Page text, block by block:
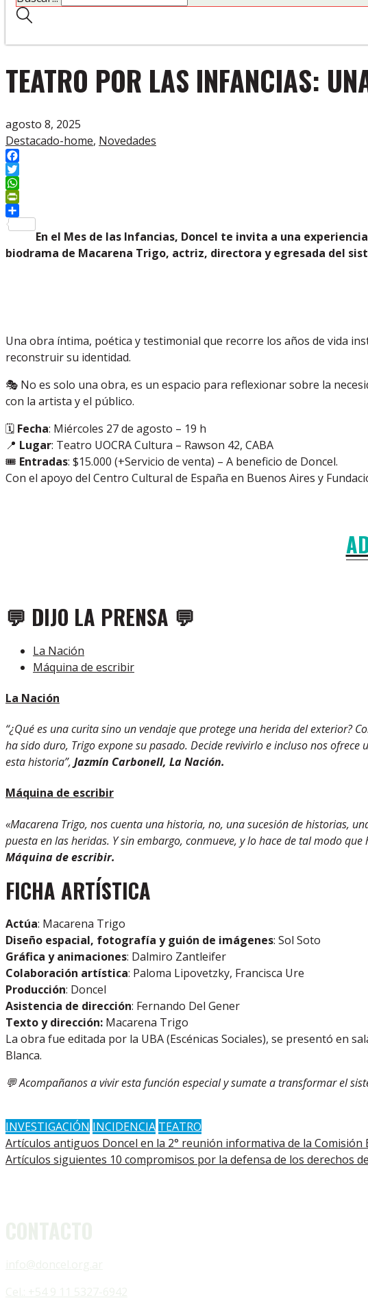
TEATRO POR LAS INFANCIAS:
agosto 8, 2025
Destacado-home, Novedades
Facebook
Twitter
WhatsApp
PrintFriendly
En el Mes de las Infancias, Doncel te invita a una
biodrama de Macarena Trigo, actriz, directora y egresada del
Una obra íntima, poética y testimonial que recorre los años de vida
reconstruir su identidad.
🎭 No es solo una obra, es un espacio para reflexionar sobre la
con la artista y el público.
🗓️ Fecha: Miércoles 27 de agosto – 19 h
📍 Lugar: Teatro UOCRA Cultura – Rawson 42, CABA
🎟️ Entradas: $15.000 (+Servicio de venta) – A beneficio de Doncel.
Con el apoyo del Centro Cultural de España en Buenos Aires y
💬 DIJO LA PRENSA 💬
La Nación
Máquina de escribir
La Nación
“¿Qué es una curita sino un vendaje que protege una herida del exterior?
ha sido duro, Trigo expone su pasado. Decide revivirlo e incluso nos
esta historia”, Jazmín Carbonell, La Nación.
Máquina de escribir
«Macarena Trigo, nos cuenta una historia, no, una sucesión de historias,
puesta en las heridas. Y sin embargo, conmueve, y lo hace de tal modo
Máquina de escribir.
FICHA ARTÍSTICA
Actúa: Macarena Trigo
Diseño espacial, fotografía y guión de imágenes: Sol Soto
Gráfica y animaciones: Dalmiro Zantleifer
Colaboración artística: Paloma Lipovetzky, Francisca Ure
Producción: Doncel
Asistencia de dirección: Fernando Del Gener
Texto y dirección: Macarena Trigo
La obra fue editada por la UBA (Escénicas Sociales), se presentó en
Blanca.
💬 Acompañanos a vivir esta función especial y sumate a transformar el
INVESTIGACIÓN INCIDENCIA TEATRO
Artículos antiguos Doncel en la 2° reunión informativa de la
Artículos siguientes 10 compromisos por la defensa de los derechos